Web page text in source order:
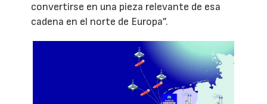
convertirse en una pieza relevante de esa
cadena en el norte de Europa”.